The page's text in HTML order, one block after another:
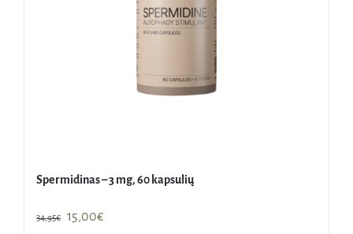
Spermidinas – 3 mg, 60 kapsulių
34,95€
Original
15,00€Current